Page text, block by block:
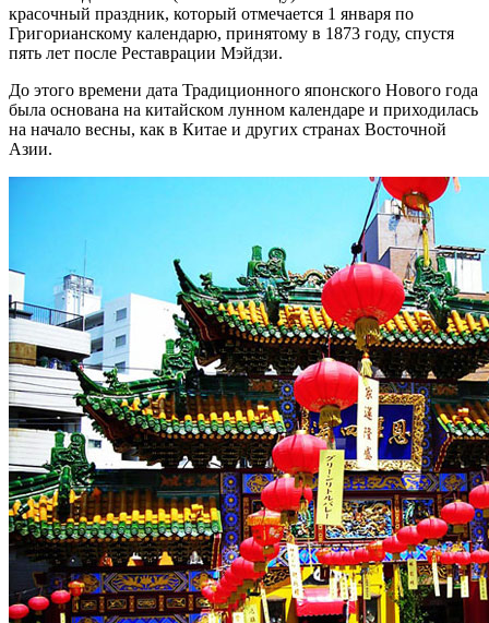
красочный праздник, который отмечается 1 января по
Григорианскому календарю, принятому в 1873 году, спустя
пять лет после Реставрации Мэйдзи.
До этого времени дата Традиционного японского Нового года
была основана на китайском лунном календаре и приходилась
на начало весны, как в Китае и других странах Восточной
Азии.